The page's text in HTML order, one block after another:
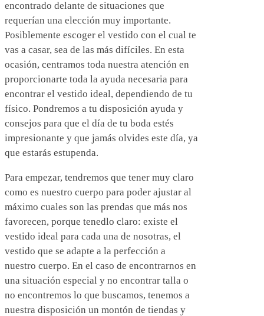
encontrado delante de situaciones que
requerían una elección muy importante.
Posiblemente escoger el vestido con el cual te
vas a casar, sea de las más difíciles. En esta
ocasión, centramos toda nuestra atención en
proporcionarte toda la ayuda necesaria para
encontrar el vestido ideal, dependiendo de tu
físico. Pondremos a tu disposición ayuda y
consejos para que el día de tu boda estés
impresionante y que jamás olvides este día, ya
que estarás estupenda.
Para empezar, tendremos que tener muy claro
como es nuestro cuerpo para poder ajustar al
máximo cuales son las prendas que más nos
favorecen, porque tenedlo claro: existe el
vestido ideal para cada una de nosotras, el
vestido que se adapte a la perfección a
nuestro cuerpo. En el caso de encontrarnos en
una situación especial y no encontrar talla o
no encontremos lo que buscamos, tenemos a
nuestra disposición un montón de tiendas y